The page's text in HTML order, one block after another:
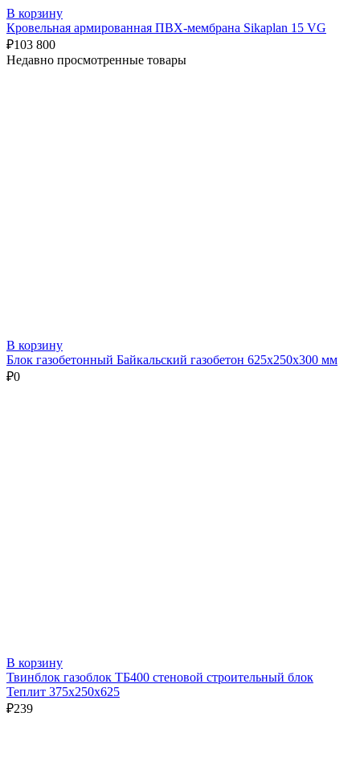
В корзину
Кровельная армированная ПВХ-мембрана Sikaplan 15 VG
₽103 800
Недавно просмотренные товары
В корзину
Блок газобетонный Байкальский газобетон 625х250х300 мм
₽0
В корзину
Твинблок газоблок ТБ400 стеновой строительный блок
Теплит 375х250х625
₽239